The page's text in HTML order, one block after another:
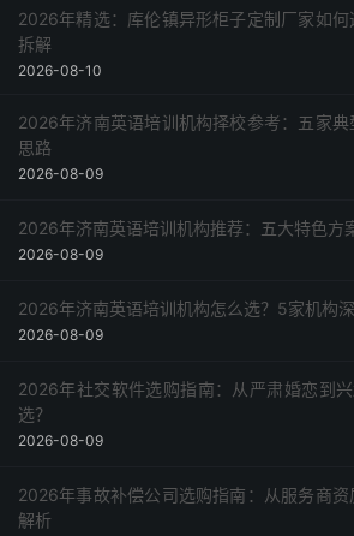
2026年精选：库伦镇异形柜子定制厂家如
拆解
2026-08-10
2026年济南英语培训机构择校参考：五家
思路
2026-08-09
2026年济南英语培训机构推荐：五大特色方
2026-08-09
2026年济南英语培训机构怎么选？5家机构
2026-08-09
2026年社交软件选购指南：从严肃婚恋到
选？
2026-08-09
2026年事故补偿公司选购指南：从服务商
解析